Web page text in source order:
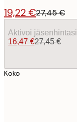
19,22 €27,45 €
Aktivoi jäsenhintasi
16,47 €27,45 €
Koko